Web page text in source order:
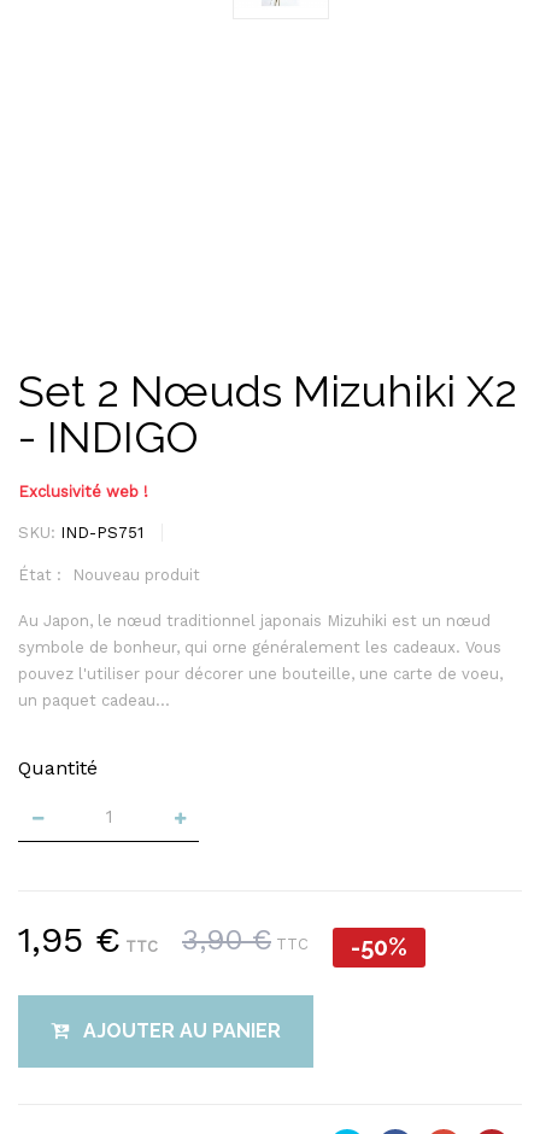
Set 2 Nœuds Mizuhiki X2
- INDIGO
Exclusivité web !
SKU: IND-PS751
État : Nouveau produit
Au Japon, le nœud traditionnel japonais Mizuhiki est un nœud
symbole de bonheur, qui orne généralement les cadeaux. Vous
pouvez l'utiliser pour décorer une bouteille, une carte de voeu,
un paquet cadeau...
Quantité
1,95 € TTC 3,90 € TTC -50%
AJOUTER AU PANIER